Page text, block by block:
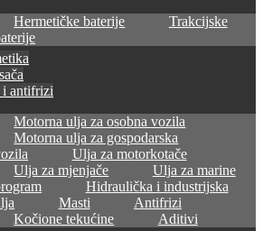
Hermetičke baterije
Trakcijske
i antifrizi
Motorna ulja za osobna vozila
Motorna ulja za gospodarska
Ulja za motorkotače
Ulja za mjenjače
Ulja za marine
Hidraulička i industrijska
Masti
Antifrizi
Kočione tekućine
Aditivi